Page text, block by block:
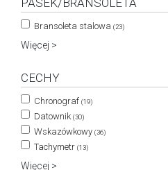
PASEK/BRANSOLETA
Bransoleta stalowa (23)
Więcej >
CECHY
Chronograf (19)
Datownik (30)
Wskazówkowy (36)
Tachymetr (13)
Więcej >